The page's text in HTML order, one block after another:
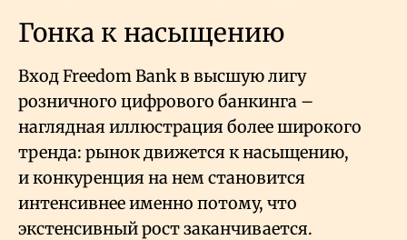
Гонка к насыщению
Вход Freedom Bank в высшую лигу
розничного цифрового банкинга –
наглядная иллюстрация более широкого
тренда: рынок движется к насыщению,
и конкуренция на нем становится
интенсивнее именно потому, что
экстенсивный рост заканчивается.